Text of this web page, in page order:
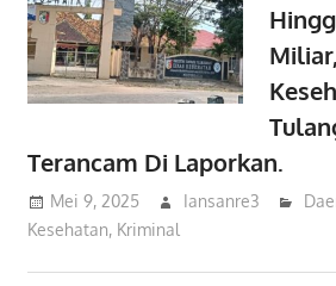
Terancam Di Laporkan.
Mei 9, 2025 Iansanre3
Kesehatan, Kriminal